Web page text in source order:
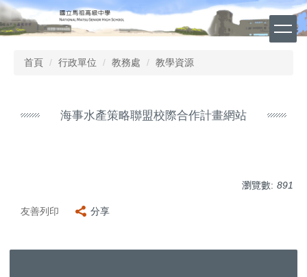
跳
到
主
首頁 行政單位 教務處 教學資源
海事水產策略聯盟校際合作計畫網站
瀏覽數: 891
友善列印 分享